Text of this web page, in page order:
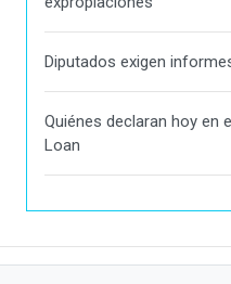
Diputados exigen
Quiénes declaran hoy en
Loan